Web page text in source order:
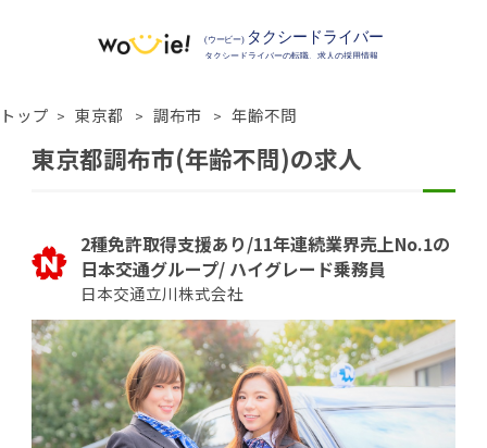
トップ 東京都 調布市 年齢不問
東京都調布市(年齢不問)の求人
2種免許取得支援あり/11年連続業界売上No.1の
日本交通グループ/ ハイグレード乗務員
日本交通立川株式会社